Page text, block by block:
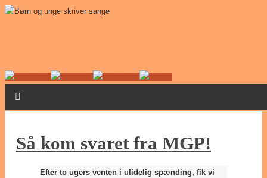
Så kom svaret fra MGP!
Efter to ugers venten i ulidelig spænding, fik vi